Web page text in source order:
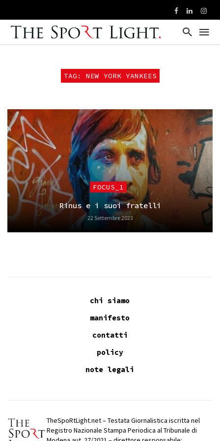
TAG: NEW YORK YANKEES
FOCUS_1
Rinus e i suoi fratelli
22 Settembre 2023
chi siamo
manifesto
contatti
policy
note legali
TheSpoRtLight.net – Testata Giornalistica iscritta nel
Registro Nazionale Stampa Periodica al Tribunale di